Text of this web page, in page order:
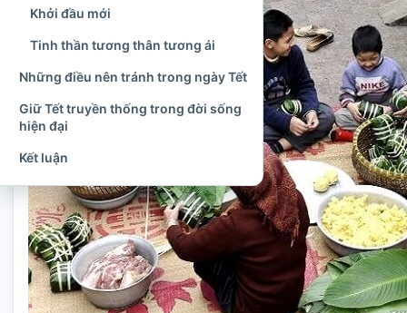
Khởi đầu mới
Tinh thần tương thân tương ái
Những điều nên tránh trong ngày Tết
Giữ Tết truyền thống trong đời sống
hiện đại
Kết luận